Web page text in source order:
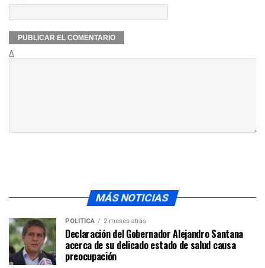
Δ
MÁS NOTICIAS
POLÍTICA 2 meses atrás
Declaración del Gobernador Alejandro Santana
acerca de su delicado estado de salud causa
preocupación